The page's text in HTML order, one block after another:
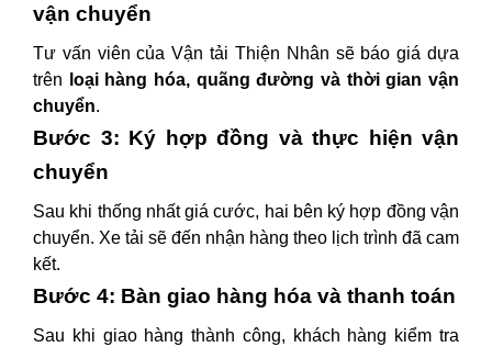
vận chuyển
Tư vấn viên của Vận tải Thiện Nhân sẽ báo giá dựa
trên
loại hàng hóa, quãng đường và thời gian vận
chuyển.
Bước 3: Ký hợp đồng và thực hiện vận
chuyển
Sau khi thống nhất giá cước, hai bên ký hợp đồng vận
chuyển. Xe tải sẽ đến nhận hàng theo lịch trình đã cam
kết.
Bước 4: Bàn giao hàng hóa và thanh toán
Sau khi giao hàng thành công, khách hàng kiểm tra